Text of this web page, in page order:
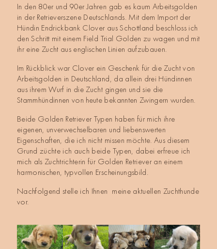
In den 80er und 90er Jahren gab es kaum Arbeitsgolden
in der Retrieverszene Deutschlands. Mit dem Import der
Hündin Endrickbank Clover aus Schottland beschloss ich
den Schritt mit einem Field Trial Golden zu wagen und mit
ihr eine Zucht aus englischen Linien aufzubauen.
Im Rückblick war Clover ein Geschenk für die Zucht von
Arbeitsgolden in Deutschland, da allein drei Hündinnen
aus ihrem Wurf in die Zucht gingen und sie die
Stammhündinnen von heute bekannten Zwingern wurden.
Beide Golden Retriever Typen haben für mich ihre
eigenen, unverwechselbaren und liebenswerten
Eigenschaften, die ich nicht missen möchte. Aus diesem
Grund züchte ich auch beide Typen, dabei erfreue ich
mich als Zuchtrichterin für Golden Retriever an einem
harmonischen, typvollen Erscheinungsbild.
Nachfolgend stelle ich Ihnen meine aktuellen Zuchthunde
vor.